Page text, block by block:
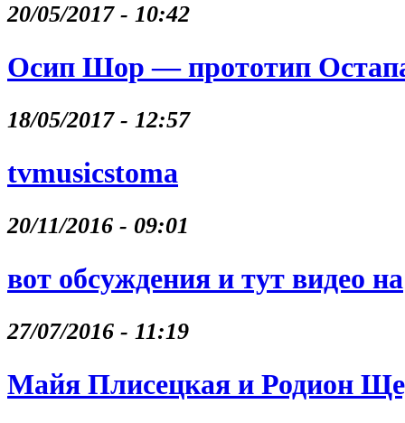
20/05/2017 - 10:42
Осип Шор — прототип
18/05/2017 - 12:57
tvmusicstoma
20/11/2016 - 09:01
вот обсуждения и тут видео на
27/07/2016 - 11:19
Майя Плисецкая и Родион